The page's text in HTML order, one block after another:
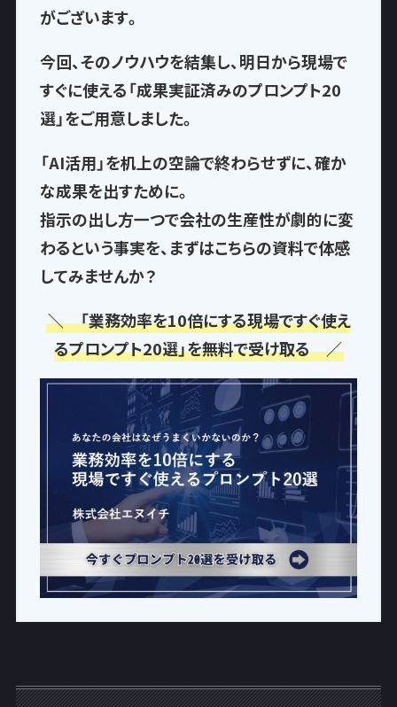
がございます。
今回、そのノウハウを結集し、明日から現場で
すぐに使える「成果実証済みのプロンプト20
選」をご用意しました。
「AI活用」を机上の空論で終わらせずに、確か
な成果を出すために。
指示の出し方一つで会社の生産性が劇的に変
わるという事実を、まずはこちらの資料で体感
してみませんか？
＼ 「業務効率を10倍にする現場ですぐ使え
るプロンプト20選」を無料で受け取る ／